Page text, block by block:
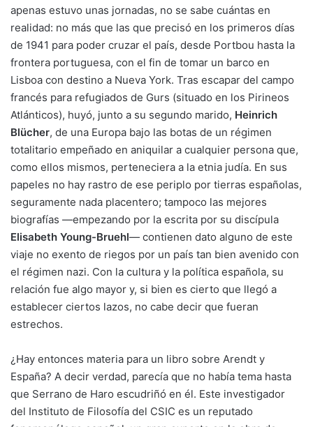
apenas estuvo unas jornadas, no se sabe cuántas en
realidad: no más que las que precisó en los primeros días
de 1941 para poder cruzar el país, desde Portbou hasta la
frontera portuguesa, con el fin de tomar un barco en
Lisboa con destino a Nueva York. Tras escapar del campo
francés para refugiados de Gurs (situado en los Pirineos
Atlánticos), huyó, junto a su segundo marido, Heinrich
Blücher, de una Europa bajo las botas de un régimen
totalitario empeñado en aniquilar a cualquier persona que,
como ellos mismos, perteneciera a la etnia judía. En sus
papeles no hay rastro de ese periplo por tierras españolas,
seguramente nada placentero; tampoco las mejores
biografías —empezando por la escrita por su discípula
Elisabeth Young-Bruehl— contienen dato alguno de este
viaje no exento de riegos por un país tan bien avenido con
el régimen nazi. Con la cultura y la política española, su
relación fue algo mayor y, si bien es cierto que llegó a
establecer ciertos lazos, no cabe decir que fueran
estrechos.
¿Hay entonces materia para un libro sobre Arendt y
España? A decir verdad, parecía que no había tema hasta
que Serrano de Haro escudriñó en él. Este investigador
del Instituto de Filosofía del CSIC es un reputado